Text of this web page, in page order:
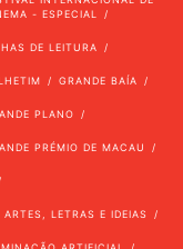
- ESPECIAL
DE LEITURA
GRANDE BAÍA
PLANO
PRÉMIO DE MACAU
LETRAS E IDEIAS